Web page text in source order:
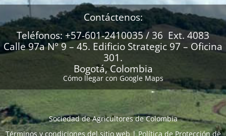
Contáctenos:
Teléfonos: +57-601-2410035 / 36 Ext. 4083
Calle 97a N° 9 – 45. Edificio Strategic 97 – Oficina
301.
Bogotá, Colombia
Cómo llegar con Google Maps
Sociedad de Agricultores de Colombia
Términos y condiciones del sitio web|Política de Protección de